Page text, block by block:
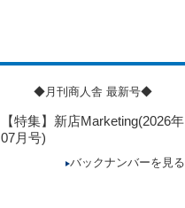
◆月刊商人舎 最新号◆
【特集】新店Marketing(2026年
07月号)
バックナンバーを見る